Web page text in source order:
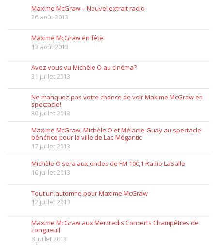
Maxime McGraw – Nouvel extrait radio
26 août 2013
Maxime McGraw en fête!
13 août 2013
Avez-vous vu Michèle O au cinéma?
31 juillet 2013
Ne manquez pas votre chance de voir Maxime McGraw en
spectacle!
30 juillet 2013
Maxime McGraw, Michèle O et Mélanie Guay au spectacle-
bénéfice pour la ville de Lac-Mégantic
17 juillet 2013
Michèle O sera aux ondes de FM 100,1 Radio LaSalle
16 juillet 2013
Tout un automne pour Maxime McGraw
12 juillet 2013
Maxime McGraw aux Mercredis Concerts Champêtres de
Longueuil
8 juillet 2013